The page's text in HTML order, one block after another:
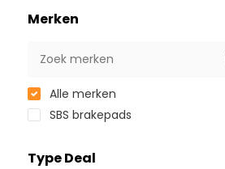
Merken
Alle merken
SBS brakepads
Type Deal